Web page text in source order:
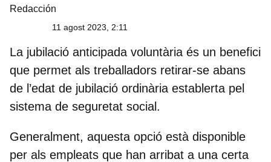
Redacción
11 agost 2023, 2:11
La jubilació anticipada voluntària és un benefici
que permet als treballadors retirar-se abans
de l’edat de jubilació ordinària establerta pel
sistema de seguretat social.
Generalment, aquesta opció està disponible
per als empleats que han arribat a una certa